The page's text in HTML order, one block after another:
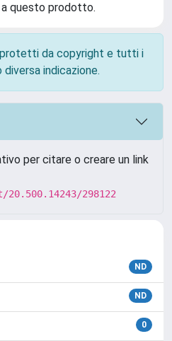
questo prodotto.
da copyright e tutti i
indicazione.
per citare o creare un link
298122
ND
ND
0